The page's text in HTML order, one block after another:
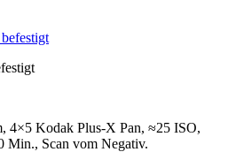
4×5 Kodak Plus-X Pan, ≈25 ISO,
Min., Scan vom Negativ.